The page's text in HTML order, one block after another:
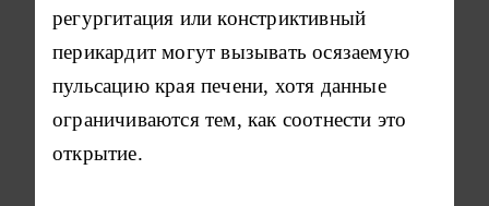
регургитация или констриктивный
перикардит могут вызывать осязаемую
пульсацию края печени, хотя данные
ограничиваются тем, как соотнести это
открытие.